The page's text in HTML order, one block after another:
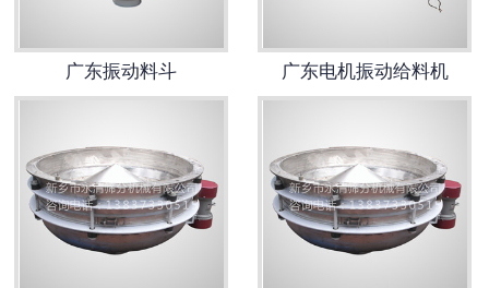
广东振动平台
广东仓壁振动器
广东筛机配件
广东振动料斗 广东电机振动给料机